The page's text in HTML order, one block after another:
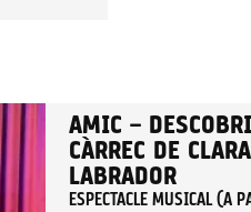
AMIC –
CÀRREC DE
LABRADOR
ESPECTACLE MUSICAL (A